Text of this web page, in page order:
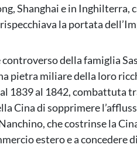
Shanghai e in Inghilterra,
la portata
della famiglia
pietra miliare della loro
1839 al 1842, combattuta
Cina di sopprimere
che costrinse la
estero e a